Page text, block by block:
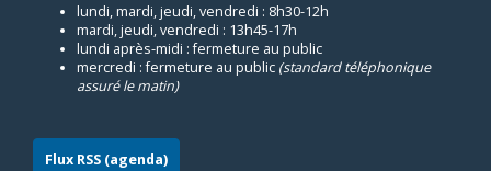
lundi, mardi, jeudi, vendredi : 8h30-12h
mardi, jeudi, vendredi : 13h45-17h
lundi après-midi : fermeture au public
mercredi : fermeture au public (standard téléphonique
assuré le matin)
Flux RSS (agenda)